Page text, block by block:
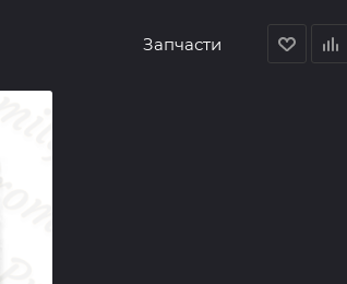
Запчасти